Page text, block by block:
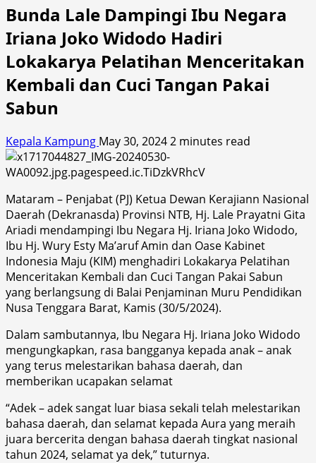
Bunda Lale Dampingi Ibu Negara
Iriana Joko Widodo Hadiri
Lokakarya Pelatihan Menceritakan
Kembali dan Cuci Tangan Pakai
Sabun
Kepala Kampung May 30, 20242 minutes read
Mataram – Penjabat (PJ) Ketua Dewan Kerajiann Nasional
Daerah (Dekranasda) Provinsi NTB, Hj. Lale Prayatni Gita
Ariadi mendampingi Ibu Negara Hj. Iriana Joko Widodo,
Ibu Hj. Wury Esty Ma’aruf Amin dan Oase Kabinet
Indonesia Maju (KIM) menghadiri Lokakarya Pelatihan
Menceritakan Kembali dan Cuci Tangan Pakai Sabun
yang berlangsung di Balai Penjaminan Muru Pendidikan
Nusa Tenggara Barat, Kamis (30/5/2024).
Dalam sambutannya, Ibu Negara Hj. Iriana Joko Widodo
mengungkapkan, rasa bangganya kepada anak – anak
yang terus melestarikan bahasa daerah, dan
memberikan ucapakan selamat
“Adek – adek sangat luar biasa sekali telah melestarikan
bahasa daerah, dan selamat kepada Aura yang meraih
juara bercerita dengan bahasa daerah tingkat nasional
tahun 2024, selamat ya dek,” tuturnya.